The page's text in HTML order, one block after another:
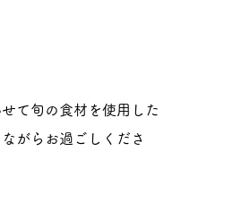
て旬の食材を使用した
がらお過ごしくださ